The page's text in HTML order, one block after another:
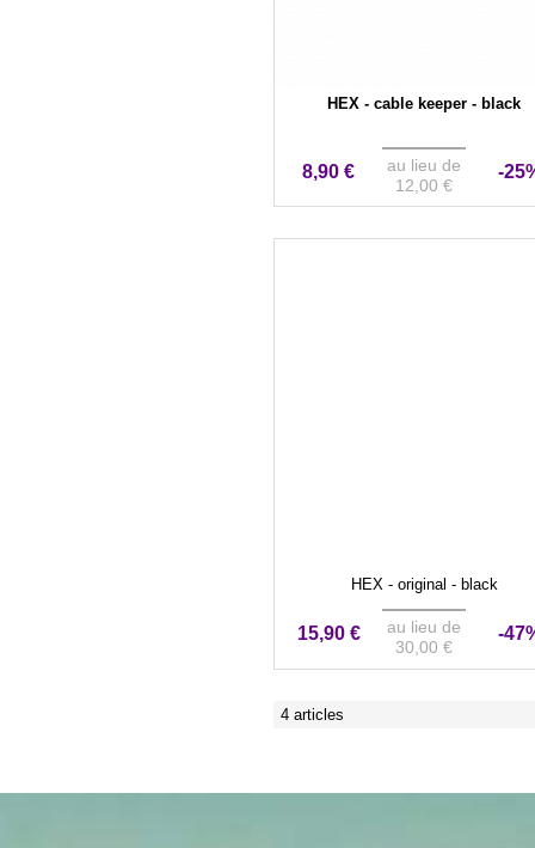
HEX - cable keeper - black
8,90 €
au lieu de
12,00 €
-
HEX - original - black
15,90 €
au lieu de
30,00 €
-
4 articles